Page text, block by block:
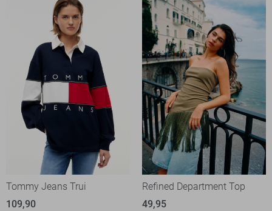
Tommy Jeans Trui
109,90
Refined Department Top
49,95